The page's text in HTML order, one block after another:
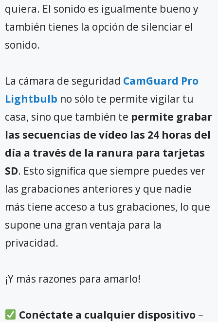
quiera. El sonido es igualmente bueno y
también tienes la opción de silenciar el
sonido.
La cámara de seguridad CamGuard Pro
Lightbulb no sólo te permite vigilar tu
casa, sino que también te permite grabar
las secuencias de vídeo las 24 horas del
día a través de la ranura para tarjetas
SD. Esto significa que siempre puedes ver
las grabaciones anteriores y que nadie
más tiene acceso a tus grabaciones, lo que
supone una gran ventaja para la
privacidad.
¡Y más razones para amarlo!
Conéctate a cualquier dispositivo–